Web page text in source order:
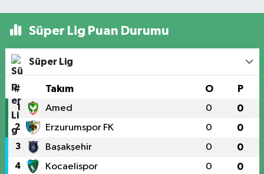
Süper Lig Puan Durumu
Süper Lig
# Takım O P
1 Amed 0 0
2 Erzurumspor FK 0 0
3 Başakşehir 0 0
4 Kocaelispor 0 0